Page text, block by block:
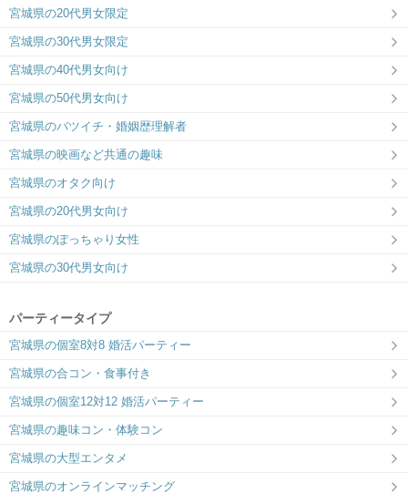
宮城県の20代男女限定
宮城県の30代男女限定
宮城県の40代男女向け
宮城県の50代男女向け
宮城県のバツイチ・婚姻歴理解者
宮城県の映画など共通の趣味
宮城県のオタク向け
宮城県の20代男女向け
宮城県のぽっちゃり女性
宮城県の30代男女向け
パーティータイプ
宮城県の個室8対8 婚活パーティー
宮城県の合コン・食事付き
宮城県の個室12対12 婚活パーティー
宮城県の趣味コン・体験コン
宮城県の大型エンタメ
宮城県のオンラインマッチング